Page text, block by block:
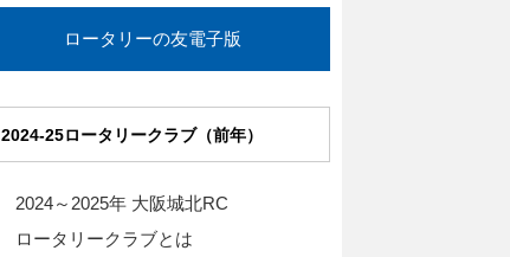
ロータリーの友電子版
2024-25ロータリークラブ（前年）
2024～2025年 大阪城北RC
ロータリークラブとは